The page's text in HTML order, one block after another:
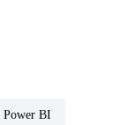
Power BI